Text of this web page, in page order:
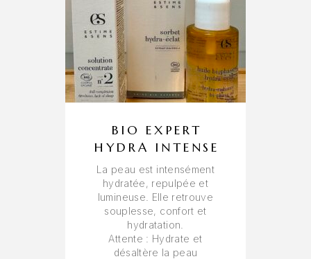
BIO EXPERT
HYDRA INTENSE
La peau est intensément
hydratée, repulpée et
lumineuse. Elle retrouve
souplesse, confort et
hydratation.
Attente : Hydrate et
désaltère la peau